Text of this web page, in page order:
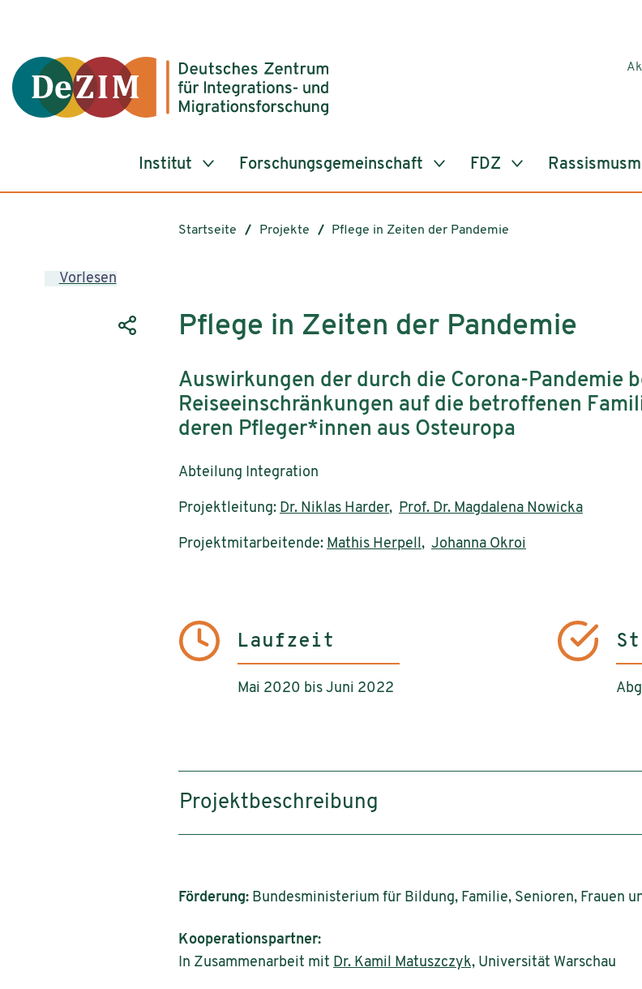
Institut Forschungsgemeinschaft FDZ
Startseite Projekte Pflege in Zeiten der Pandemie
Vorlesen
Pflege in Zeiten der Pandemie
Auswirkungen der durch die Corona-Pandemie
Reiseeinschränkungen auf die betroffenen
deren Pfleger*innen aus Osteuropa
Abteilung Integration
Projektleitung: Dr. Niklas Harder, Prof. Dr. Magdalena Nowicka
Projektmitarbeitende: Mathis Herpell , Johanna Okroi
Laufzeit
Mai 2020 bis Juni 2022
Projektbeschreibung
Förderung: Bundesministerium für Bildung, Familie, Senioren, Frauen
Kooperationspartner:
In Zusammenarbeit mit Dr. Kamil Matuszczyk, Universität Warschau